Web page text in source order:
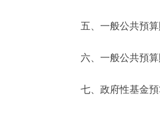
便民服務
仲介服務
政民互動
五、一般公共預算
六、一般公共預算
七、政府性基金預